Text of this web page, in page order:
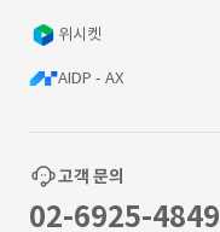
위시켓
AIDP - AX
고객 문의
02-6925-4849